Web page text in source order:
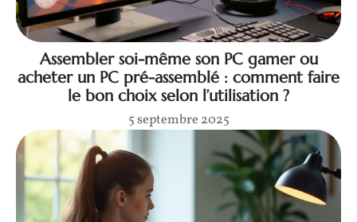
Assembler soi-même son PC gamer ou
acheter un PC pré-assemblé : comment faire
le bon choix selon l’utilisation ?
5 septembre 2025